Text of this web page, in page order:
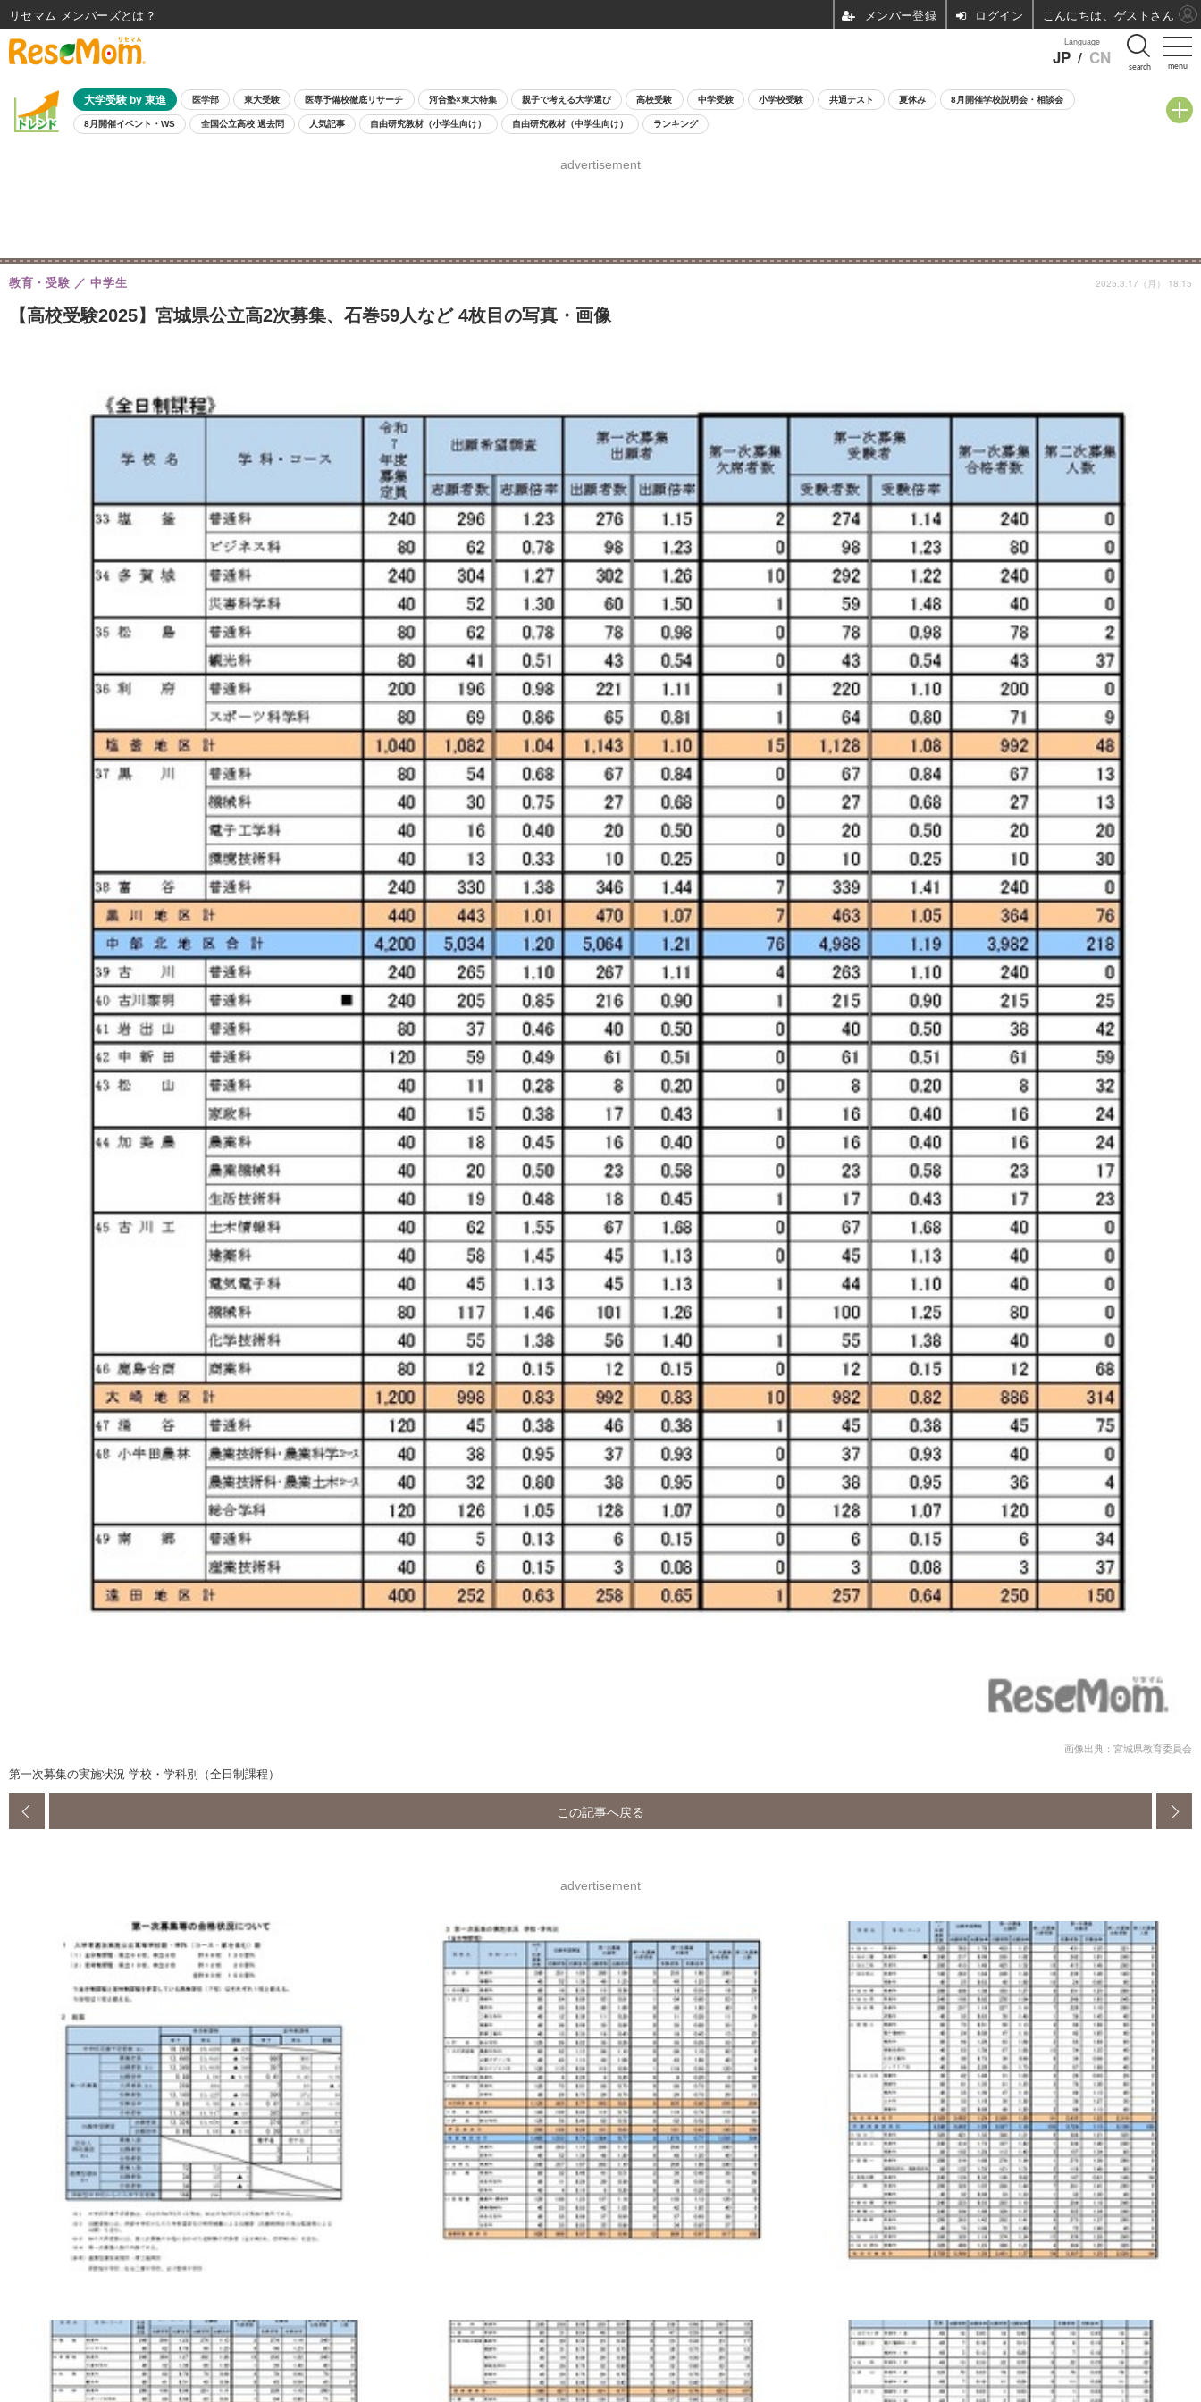
menu
Language
JP / CN search
大学受験 by 東進 医学部 東大受験 医専予備校徹底リサーチ 河合塾×東大特集 親子で考える大学選び 高校受験 中学受験 小学校受験 共通テスト 夏休み 8月開催学校説明会・相談会
8月開催イベント・WS 全国公立高校 過去問 人気記事 自由研究教材（小学生向け） 自由研究教材（中学生向け） ランキング
advertisement
【高校受験2025】宮城県公立高2次募集、石巻59人など 4枚目の写真・画像
教育・受験 中学生 2025.3.17（月） 18:15
画像出典：宮城県教育委員会
第一次募集の実施状況 学校・学科別（全日制課程）
この記事へ戻る
advertisement
リセマム メンバーズ ログイン こんにちは、ゲストさん